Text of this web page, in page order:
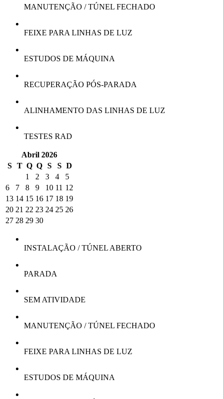
MANUTENÇÃO / TÚNEL FECHADO
FEIXE PARA LINHAS DE LUZ
ESTUDOS DE MÁQUINA
RECUPERAÇÃO PÓS-PARADA
ALINHAMENTO DAS LINHAS DE LUZ
TESTES RAD
Abril 2026
S
T Q Q S S D
1
2 3 4
5
6
7 8 9 10 11 12
13 14 15 16 17 18 19
20 21 22 23 24 25 26
27 28 29 30
INSTALAÇÃO / TÚNEL ABERTO
PARADA
SEM ATIVIDADE
MANUTENÇÃO / TÚNEL FECHADO
FEIXE PARA LINHAS DE LUZ
ESTUDOS DE MÁQUINA